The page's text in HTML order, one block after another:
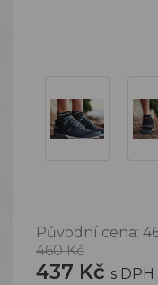
Původní cena:
460 Kč
437 Kč s DPH